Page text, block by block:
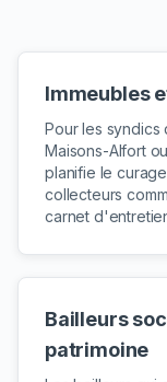
Immeubles
Pour les syndics
Maisons-Alfort
planifie le
collecteurs
carnet
Bailleurs
patrimoine